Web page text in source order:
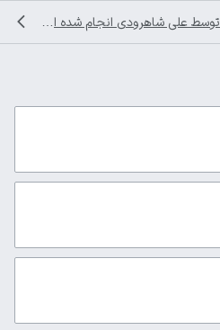
توسط علی شاهرودی انجام شده است